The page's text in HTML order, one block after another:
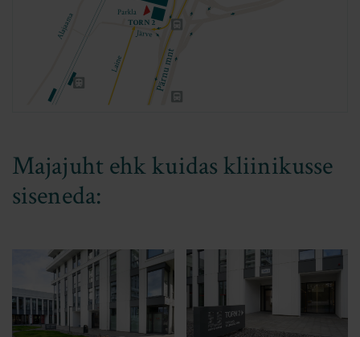
Majajuht ehk kuidas kliinikusse
siseneda: